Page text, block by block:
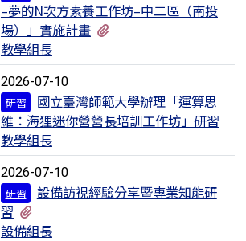
–夢的N次方素養工作坊–中二區（南投
場）」實施計畫
教學組長
2026-07-10
研習
國立臺灣師範大學辦理「運算思
維：海狸迷你營營長培訓工作坊」研習
教學組長
2026-07-10
研習
設備訪視經驗分享暨專業知能研
習
設備組長